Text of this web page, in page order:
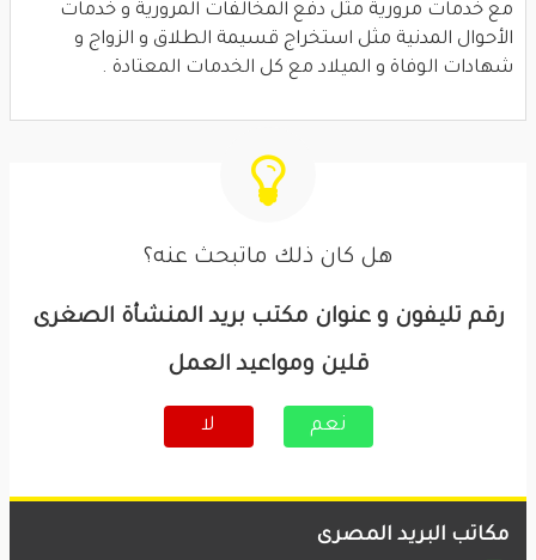
مع خدمات مرورية مثل دفع المخالفات المرورية و خدمات
الأحوال المدنية مثل استخراج قسيمة الطلاق و الزواج و
شهادات الوفاة و الميلاد مع كل الخدمات المعتادة .
هل كان ذلك ماتبحث عنه؟
رقم تليفون و عنوان مكتب بريد المنشأة الصغرى
قلين ومواعيد العمل
نعم لا
مكاتب البريد المصرى